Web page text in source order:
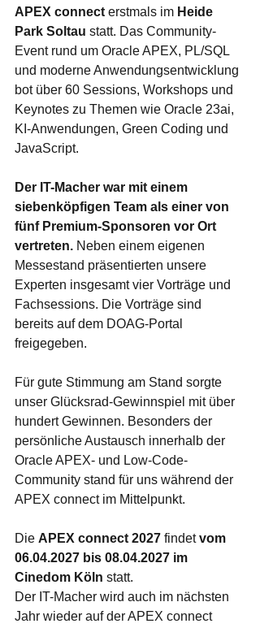
APEX connect erstmals im Heide
Park Soltau statt. Das Community-
Event rund um Oracle APEX, PL/SQL
und moderne Anwendungsentwicklung
bot über 60 Sessions, Workshops und
Keynotes zu Themen wie Oracle 23ai,
KI-Anwendungen, Green Coding und
JavaScript.
Der IT-Macher war mit einem
siebenköpfigen Team als einer von
fünf Premium-Sponsoren vor Ort
vertreten. Neben einem eigenen
Messestand präsentierten unsere
Experten insgesamt vier Vorträge und
Fachsessions. Die Vorträge sind
bereits auf dem DOAG-Portal
freigegeben.
Für gute Stimmung am Stand sorgte
unser Glücksrad-Gewinnspiel mit über
hundert Gewinnen. Besonders der
persönliche Austausch innerhalb der
Oracle APEX- und Low-Code-
Community stand für uns während der
APEX connect im Mittelpunkt.
Die APEX connect 2027 findet vom
06.04.2027 bis 08.04.2027 im
Cinedom Köln statt.
Der IT-Macher wird auch im nächsten
Jahr wieder auf der APEX connect